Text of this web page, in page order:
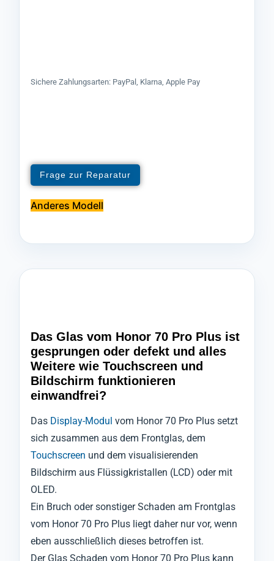
Sichere Zahlungsarten: PayPal, Klarna, Apple Pay
Frage zur Reparatur
Anderes Modell
Das Glas vom Honor 70 Pro Plus ist
gesprungen oder defekt und alles
Weitere wie Touchscreen und
Bildschirm funktionieren
einwandfrei?
Das Display-Modul vom Honor 70 Pro Plus setzt
sich zusammen aus dem Frontglas, dem
Touchscreen und dem visualisierenden
Bildschirm aus Flüssigkristallen (LCD) oder mit
OLED.
Ein Bruch oder sonstiger Schaden am Frontglas
vom Honor 70 Pro Plus liegt daher nur vor, wenn
eben ausschließlich dieses betroffen ist.
Der Glas Schaden vom Honor 70 Pro Plus kann